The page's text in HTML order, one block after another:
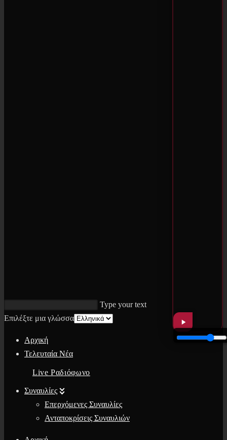
Type your text
Επιλέξτε μια γλώσσα
Αρχική
Τελευταία Νέα
Live Ραδιόφωνο
Συναυλίες
Επερχόμενες Συναυλίες
Ανταποκρίσεις Συναυλιών